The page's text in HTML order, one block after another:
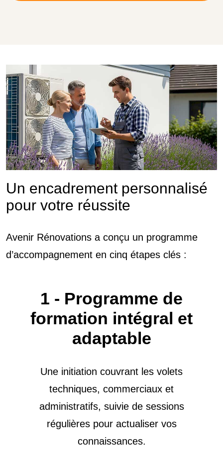
Un encadrement personnalisé
pour votre réussite
Avenir Rénovations a conçu un programme
d’accompagnement en cinq étapes clés :
1 - Programme de
formation intégral et
adaptable
Une initiation couvrant les volets
techniques, commerciaux et
administratifs, suivie de sessions
régulières pour actualiser vos
connaissances.